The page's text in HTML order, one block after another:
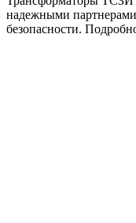
надежными партнерами
безопасности.